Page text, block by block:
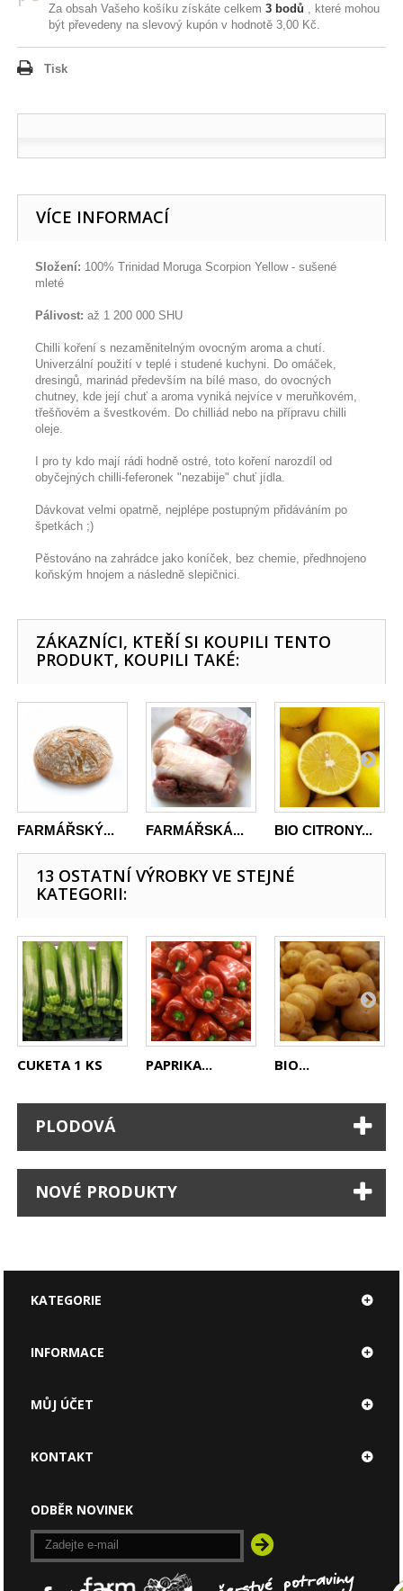
Za obsah Vašeho košíku získáte celkem3 bodů , které mohou
být převedeny na slevový kupón v hodnotě3,00 Kč
Tisk
VÍCE INFORMACÍ
Složení: 100% Trinidad Moruga Scorpion Yellow - sušené
mleté
Pálivost: až 1 200 000 SHU
Chilli koření s nezaměnitelným ovocným aroma a chutí.
Univerzální použití v teplé i studené kuchyni. Do omáček,
dresingů, marinád především na bílé maso, do ovocných
chutney, kde její chuť a aroma vyniká nejvíce v meruňkovém,
třešňovém a švestkovém. Do chilliád nebo na přípravu chilli
oleje.
I pro ty kdo mají rádi hodně ostré, toto koření narozdíl od
obyčejných chilli-feferonek "nezabije" chuť jídla.
Dávkovat velmi opatrně, nejplépe postupným přidáváním po
špetkách ;)
Pěstováno na zahrádce jako koníček, bez chemie, předhnojeno
koňským hnojem a následně slepičnici.
ZÁKAZNÍCI, KTEŘÍ SI KOUPILI TENTO
PRODUKT, KOUPILI TAKÉ:
FARMÁŘSKÝ... FARMÁŘSKÁ... BIO CITRONY...
13 OSTATNÍ VÝROBKY VE STEJNÉ
KATEGORII:
CUKETA 1 KS PAPRIKA... BIO...
PLODOVÁ
NOVÉ PRODUKTY
KATEGORIE
INFORMACE
MŮJ ÚČET
KONTAKT
ODBĚR NOVINEK